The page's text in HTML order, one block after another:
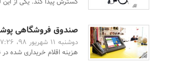
صندوق فروشگاهی
دوشنبه 11 شهریور 98، 17:26 -
هزینه اقلام خریداری شده